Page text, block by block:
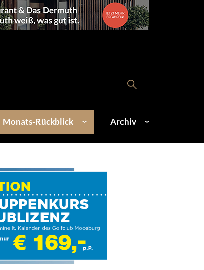
Monats-Rückblick Archiv